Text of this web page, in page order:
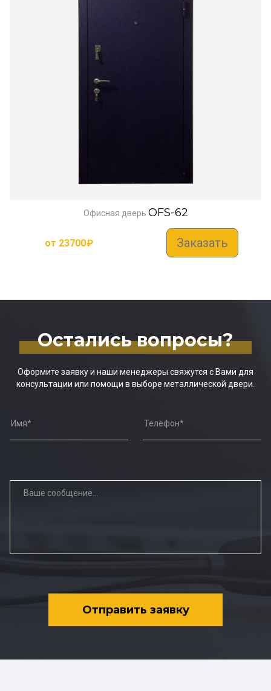
Офисная дверь OFS-62
от 23700₽ Заказать
Остались вопросы?
Оформите заявку и наши менеджеры свяжутся с Вами для
консультации или помощи в выборе металлической двери.
Отправить заявку